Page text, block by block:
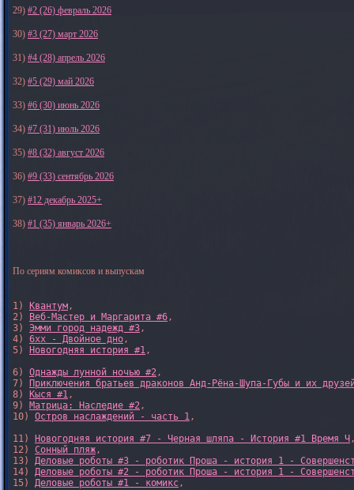
29) #2 (26) февраль 2026
30) #3 (27) март 2026
31) #4 (28) апрель 2026
32) #5 (29) май 2026
33) #6 (30) июнь 2026
34) #7 (31) июль 2026
35) #8 (32) август 2026
36) #9 (33) сентябрь 2026
37) #12 декабрь 2025+
38) #1 (35) январь 2026+
По сериям комиксов и выпускам
1) Квантум,
2)
Веб-Мастер и Маргарита #6,
3) Эмми город надежд #3,
4) 6xx - Двойное дно,
5)
Новогодняя история #1,
6) Однажды лунной ночью #2,
7)
Приключения братьев драконов Анд-Рёна-Шупа-Губы и их
8)
Кыся #1,
9) Матрица: Наследие #2,
10) Остров наслаждений - часть 1,
11)
Новогодняя история #7 - Черная шляпа - История #1 Время Ч
12) Сонный пляж,
13) Деловые роботы #3 - роботик Проша - история 1 -
14) Деловые роботы #2 - роботик Проша - история 1 -
15) Деловые роботы #1 - комикс,